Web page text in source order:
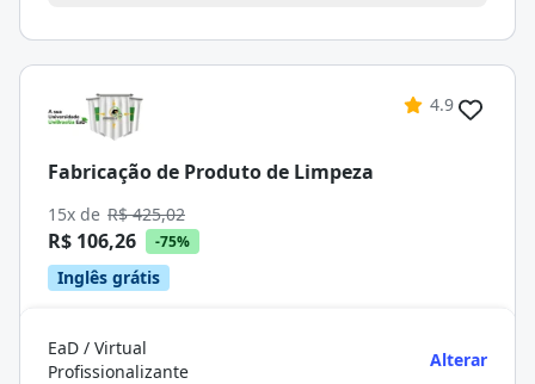
4.9
Fabricação de Produto de Limpeza
15x de R$ 425,02
R$ 106,26 -75%
Inglês grátis
EaD / Virtual
Profissionalizante
Alterar